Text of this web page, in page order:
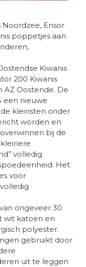
Ensor
poppetjes aan
Kiwanis
200 Kiwanis
AZ Oostende. De
een nieuwe
kleinsten onder
worden en
bij de
volledig
Het
voor
ongeveer 30
wit katoen en
polyester.
gebruikt door
uit te leggen